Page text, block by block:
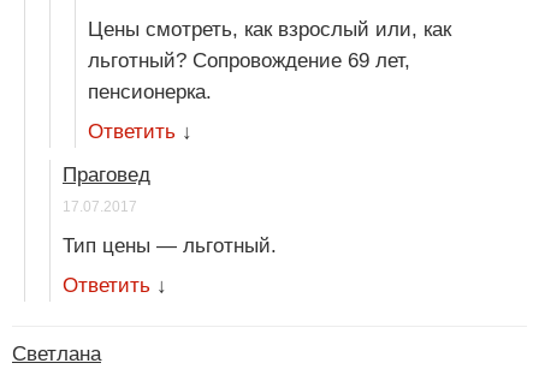
Цены смотреть, как взрослый или, как
льготный? Сопровождение 69 лет,
пенсионерка.
Ответить ↓
Праговед
17.07.2017
Тип цены — льготный.
Ответить ↓
Светлана